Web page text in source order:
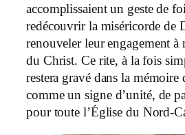
accomplissaient un geste de
redécouvrir la miséricorde de
renouveler leur engagement à
du Christ. Ce rite, à la fois
restera gravé dans la mémoire
comme un signe d’unité, de
pour toute l’Église du Nord-